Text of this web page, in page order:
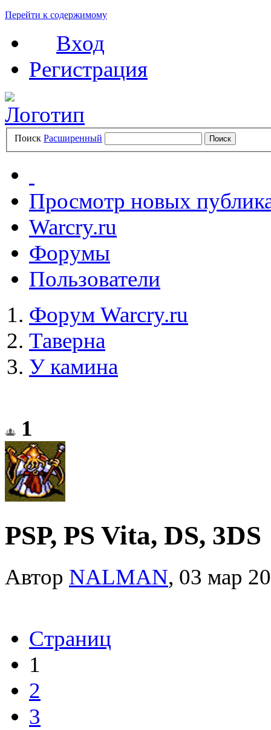
Перейти к содержимому
Вход
Регистрация
Поиск Расширенный
Просмотр новых
Warcry.ru
Форумы
Пользователи
Форум Warcry.ru
Таверна
У камина
1
PSP, PS Vita, DS, 3DS
Автор NALMAN, 03 мар
Страниц
1
2
3